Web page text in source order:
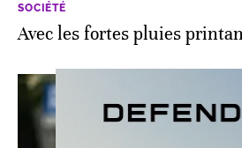
SOCIÉTÉ
Avec les fortes pluies